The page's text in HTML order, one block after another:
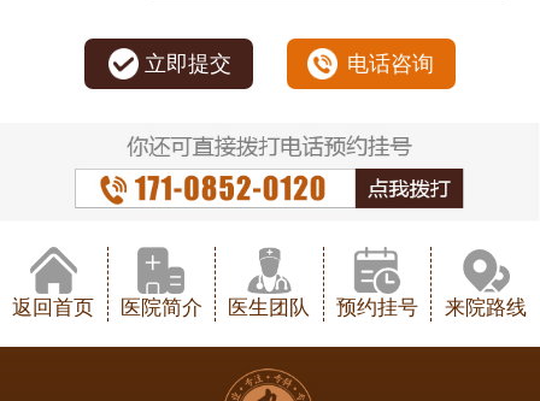
立即提交 电话咨询
返回首页 医院简介 医生团队 预约挂号 来院路线